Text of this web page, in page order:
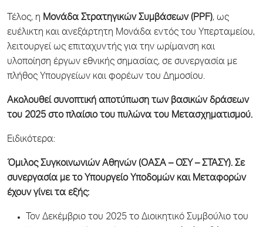
Τέλος, η Μονάδα Στρατηγικών Συμβάσεων (PPF), ως
ευέλικτη και ανεξάρτητη Μονάδα εντός του Υπερταμείου,
λειτουργεί ως επιταχυντής για την ωρίμανση και
υλοποίηση έργων εθνικής σημασίας, σε συνεργασία με
πλήθος Υπουργείων και φορέων του Δημοσίου.
Ακολουθεί συνοπτική αποτύπωση των βασικών δράσεων
του 2025 στο πλαίσιο του πυλώνα του Μετασχηματισμού.
Ειδικότερα:
Όμιλος Συγκοινωνιών Αθηνών (ΟΑΣΑ – ΟΣΥ – ΣΤΑΣΥ). Σε
συνεργασία με το Υπουργείο Υποδομών και Μεταφορών
έχουν γίνει τα εξής:
Τον Δεκέμβριο του 2025 το Διοικητικό Συμβούλιο του